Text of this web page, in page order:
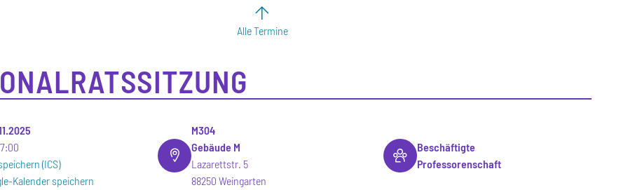
Alle Termine
(ICS)
Kalender speichern
M304
Gebäude M
Lazarettstr. 5
88250 Weingarten
Beschäftigte
Professorenschaft